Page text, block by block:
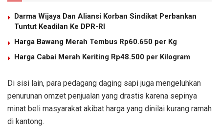
Darma Wijaya Dan Aliansi Korban Sindikat Perbankan
Tuntut Keadilan Ke DPR-RI
Harga Bawang Merah Tembus Rp60.650 per Kg
Harga Cabai Merah Keriting Rp48.500 per Kilogram
Di sisi lain, para pedagang daging sapi juga mengeluhkan
penurunan omzet penjualan yang drastis karena sepinya
minat beli masyarakat akibat harga yang dinilai kurang ramah
di kantong.